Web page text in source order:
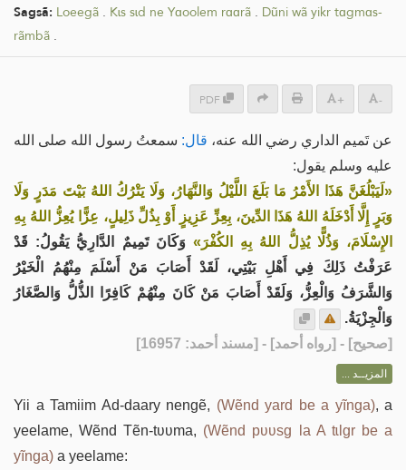
Sagsã: Loeegã . Kɩs sɩd ne Yɑoolem rɑɑrã . Dũni wã yikr tɑgmɑs-
rãmbã .
PDF + -
عن تَميم الداري رضي الله عنه، قال: سمعتُ رسول الله صلى الله
عليه وسلم يقول:
«‌لَيَبْلُغَنَّ ‌هَذَا الأَمْرُ مَا بَلَغَ اللَّيْلُ وَالنَّهَارُ، وَلَا يَتْرُكُ اللهُ بَيْتَ مَدَرٍ وَلَا
وَبَرٍ إِلَّا أَدْخَلَهُ اللهُ هَذَا الدِّينَ، بِعِزِّ عَزِيزٍ أَوْ بِذُلِّ ذَلِيلٍ، عِزًّا يُعِزُّ اللهُ بِهِ
الإِسْلَامَ، وَذُلًّا يُذِلُّ اللهُ بِهِ الكُفْرَ» وَكَانَ تَمِيمٌ الدَّارِيُّ يَقُولُ: قَدْ
عَرَفْتُ ذَلِكَ فِي أَهْلِ بَيْتِي، لَقَدْ أَصَابَ مَنْ أَسْلَمَ مِنْهُمُ الْخَيْرُ
وَالشَّرَفُ وَالْعِزُّ، وَلَقَدْ أَصَابَ مَنْ كَانَ مِنْهُمْ كَافِرًا الذُّلُّ وَالصَّغَارُ
وَالْجِزْيَةُ.
[صحيح] - [رواه أحمد] - [مسند أحمد: 16957]
المزيــد ...
Yii a Tamiim Ad-daary nengẽ, (Wẽnd yard be a yĩnga), a
yeelame, Wẽnd Tẽn-tʋʋma, (Wẽnd pʋʋsg la A tɩlgr be a
yĩnga) a yeelame: